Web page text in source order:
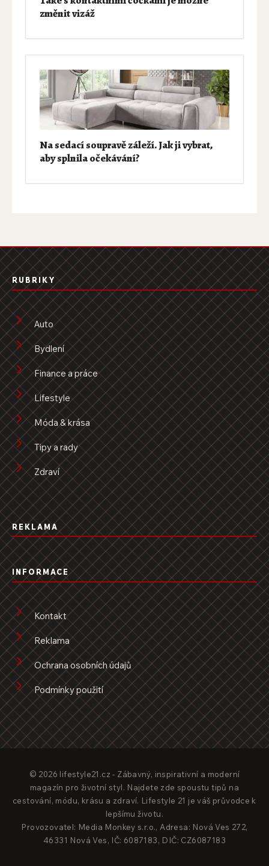
změnit vizáž
Na sedací soupravě záleží. Jak ji vybrat,
aby splnila očekávání?
RUBRIKY
Auto
Bydlení
Finance a práce
Lifestyle
Móda & krása
Tipy a rady
Zdraví
REKLAMA
INFORMACE
Kontakt
Reklama
Ochrana osobních údajů
Podmínky použití
© 2026 lifestyle21.cz - Zábavný, inspirativní a moderní
magazín pro životní styl. Najdete zde spoustu tipů na
cestování, módu, krásu a zdraví. Lifestyle 21 je váš průvodce k
lepšímu životu.
Provozovatel: Media Monkey s.r.o., Adresa: Nová Ves 272,
46331 Nová Ves, IČ: 6087183, DIČ: CZ6087183